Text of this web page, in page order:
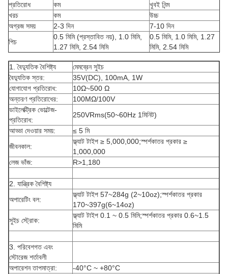
প্রতিরোধ
কম
খুবই নিন্ম
খরচ
কম
উচ্চ
অগ্রজ সময়
2-3 দিন
7-10 দিন
পিচ
0.5 মিমি (প্রস্তাবিত নয়), 1.0 মিমি,
1.27 মিমি, 2.54 মিমি
0.5 মিমি, 1.0 মিমি, 1.27
মিমি, 2.54 মিমি
1. বৈদ্যুতিক বৈশিষ্ট্য
মেমব্রেন সুইচ
বৈদ্যুতিক স্তর:
35V(DC), 100mA, 1W
যোগাযোগ প্রতিরোধ:
10Ω~500 Ω
অন্তরণ প্রতিরোধের:
100MΩ/100V
ডাইলেক্ট্রিক ভোল্টেজ-
প্রতিরোধ:
250VRms(50~60Hz 1মিনিট)
আড্ডা দেওয়ার সময়:
≤ 5 মি
জীবনকাল:
ফ্ল্যাট টাইপ ≥ 5,000,000;স্পর্শকাতর প্রকার ≥
1,000,000
লেজ ভাঁজ:
R>1,180
2. যান্ত্রিক বৈশিষ্ট্য
অপারেটিং বল:
ফ্ল্যাট টাইপ 57~284g (2~10oz);স্পর্শকাতর প্রকার
170~397g(6~14oz)
সুইচ স্ট্রোক:
ফ্ল্যাট টাইপ 0.1 ~ 0.5 মিমি;স্পর্শকাতর প্রকার 0.6~1.5
মিমি
3. পরিবেশগত এবং
স্টোরেজ শর্তাবলী
অপারেশন তাপমাত্রা:
-40°C ~ +80°C